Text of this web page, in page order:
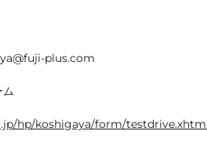
plus.com
ム
hp/koshigaya/form/